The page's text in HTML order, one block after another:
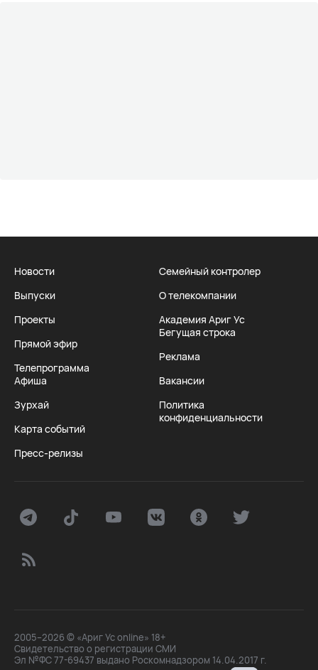
Новости
Выпуски
Проекты
Прямой эфир
Телепрограмма
Афиша
Зурхай
Карта событий
Пресс-релизы
Семейный контролер
О телекомпании
Академия Ариг Ус
Бегущая строка
Реклама
Вакансии
Политика
конфиденциальности
2005–2026 © «Ариг Ус online» 18+
Свидетельство о регистрации СМИ
Эл №ФС 77-69437 выдано Роскомнадзором 14.04.2017 г.